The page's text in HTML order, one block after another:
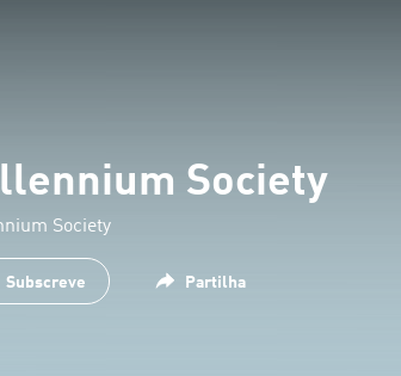
Society
Society
Subscreve Partilha